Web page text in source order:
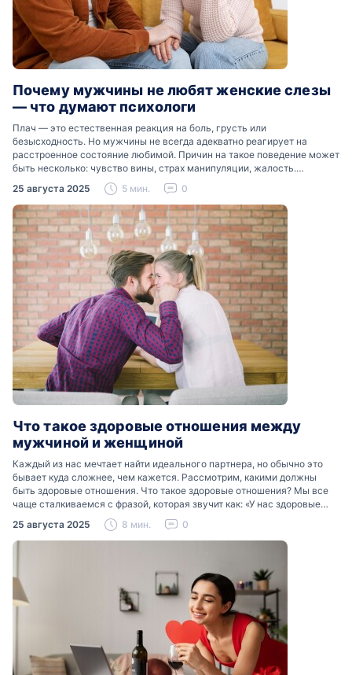
Почему мужчины не любят женские слезы
— что думают психологи
Плач — это естественная реакция на боль, грусть или
безысходность. Но мужчины не всегда адекватно реагирует на
расстроенное состояние любимой. Причин на такое поведение может
быть несколько: чувство вины, страх манипуляции, жалость.
Разобраться, почему мужчины боятся женских слез, помогут советы
психологов…
25 августа 2025 5 мин. 0
Что такое здоровые отношения между
мужчиной и женщиной
Каждый из нас мечтает найти идеального партнера, но обычно это
бывает куда сложнее, чем кажется. Рассмотрим, какими должны
быть здоровые отношения. Что такое здоровые отношения? Мы все
чаще сталкиваемся с фразой, которая звучит как: «У нас здоровые
отношения». Что именно подразумевается…
25 августа 2025 8 мин. 0